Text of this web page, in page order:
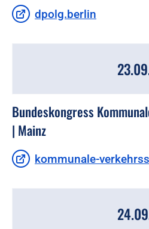
dpolg.berlin
Bundeskongress
| Mainz
kommunale-